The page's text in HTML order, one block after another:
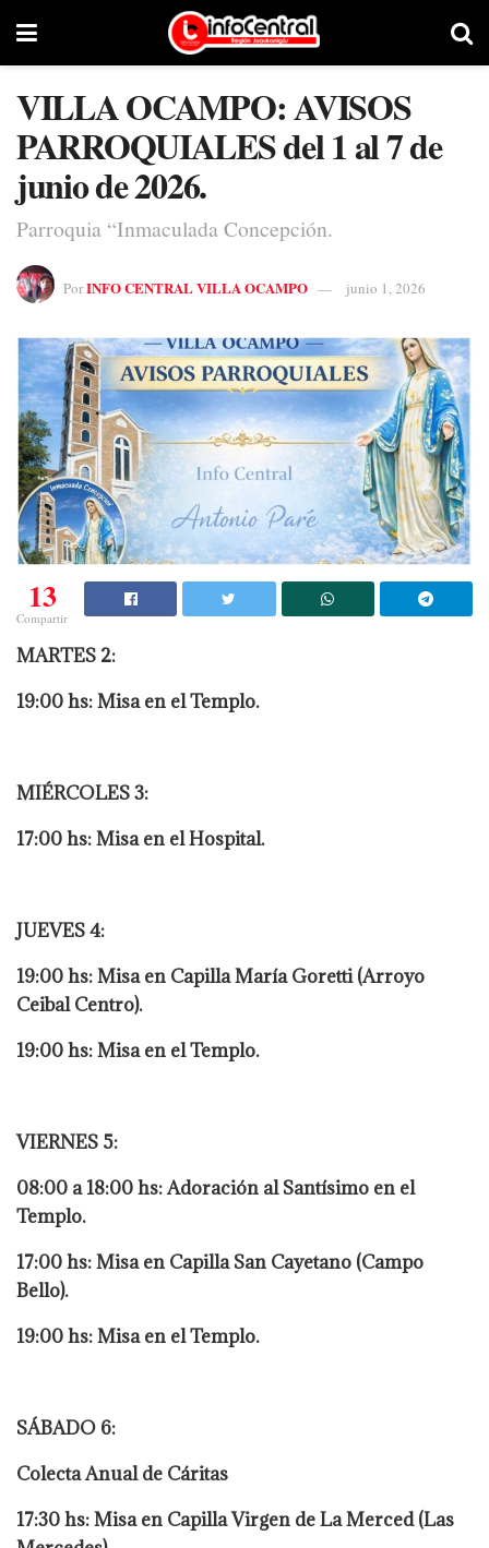
VILLA OCAMPO: AVISOS
PARROQUIALES del 1 al 7 de
junio de 2026.
Parroquia “Inmaculada Concepción.
PorINFO CENTRAL VILLA OCAMPO junio 1, 2026
13
Compartir
MARTES 2:
19:00 hs: Misa en el Templo.
MIÉRCOLES 3:
17:00 hs: Misa en el Hospital.
JUEVES 4:
19:00 hs: Misa en Capilla María Goretti (Arroyo
Ceibal Centro).
19:00 hs: Misa en el Templo.
VIERNES 5:
08:00 a 18:00 hs: Adoración al Santísimo en el
Templo.
17:00 hs: Misa en Capilla San Cayetano (Campo
Bello).
19:00 hs: Misa en el Templo.
SÁBADO 6:
Colecta Anual de Cáritas
17:30 hs: Misa en Capilla Virgen de La Merced (Las